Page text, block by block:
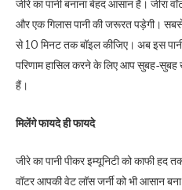
जीरे का पानी बनाना बेहद आसान है। जीरा
और एक गिलास पानी की जरूरत पड़ेगी।
से 10 मिनट तक बॉइल कीजिए। अब इस
परिणाम हासिल करने के लिए आप सुबह-सुबह
हैं।
मिलेंगे फायदे ही फायदे
जीरे का पानी पीकर इम्यूनिटी को काफी हद
वॉटर आपकी वेट लॉस जर्नी को भी आसान